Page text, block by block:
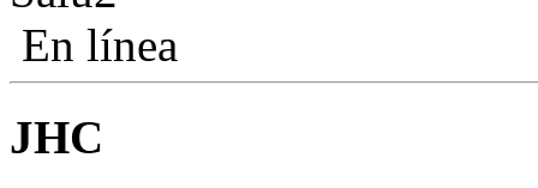
En línea
JHC